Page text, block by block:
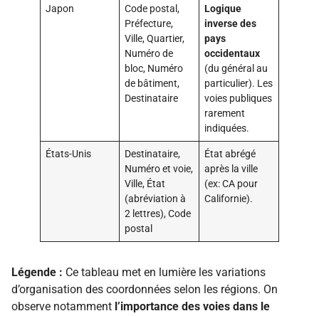
Japon
Code postal,
Préfecture,
Ville, Quartier,
Numéro de
bloc, Numéro
de bâtiment,
Destinataire
Logique
inverse des
pays
occidentaux
(du général au
particulier). Les
voies publiques
rarement
indiquées.
États-Unis
Destinataire,
Numéro et voie,
Ville, État
(abréviation à
2 lettres), Code
postal
État abrégé
après la ville
(ex: CA pour
Californie).
Légende : Ce tableau met en lumière les variations
d’organisation des coordonnées selon les régions. On
observe notamment l’importance des voies dans le